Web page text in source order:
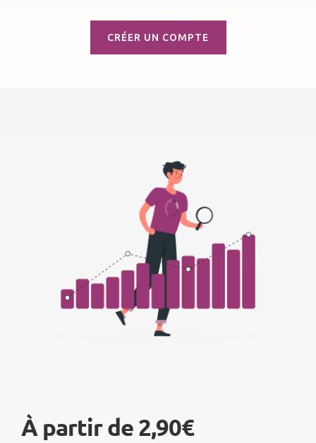
CRÉER UN COMPTE
À partir de 2,90€